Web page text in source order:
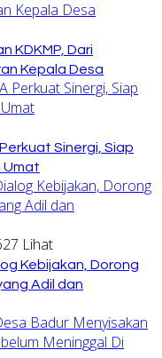
KDKMP, Dari
Kepala Desa
Sinergi, Siap
Umat
27 Lihat
Kebijakan, Dorong
Adil dan